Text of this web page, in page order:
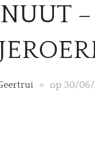
–
op 30/06/